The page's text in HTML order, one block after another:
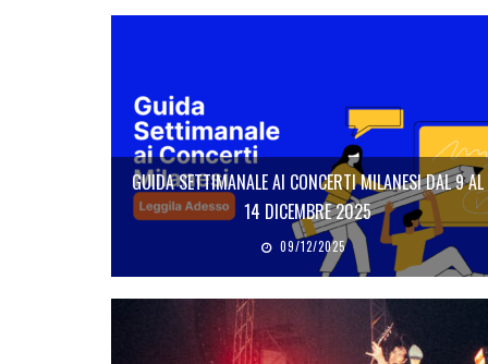
GUIDA SETTIMANALE AI CONCERTI MILANESI DAL 9 AL
14 DICEMBRE 2025
09/12/2025